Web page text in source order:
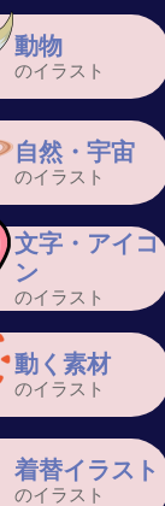
動物
のイラスト
自然・宇宙
のイラスト
文字・アイコ
ン
のイラスト
動く素材
のイラスト
着替イラスト
のイラスト